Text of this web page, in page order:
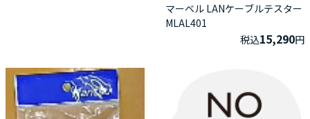
マーベル LANケーブルテスター
MLAL401
税込15,290円